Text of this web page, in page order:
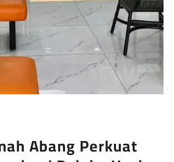
Abang Perkuat